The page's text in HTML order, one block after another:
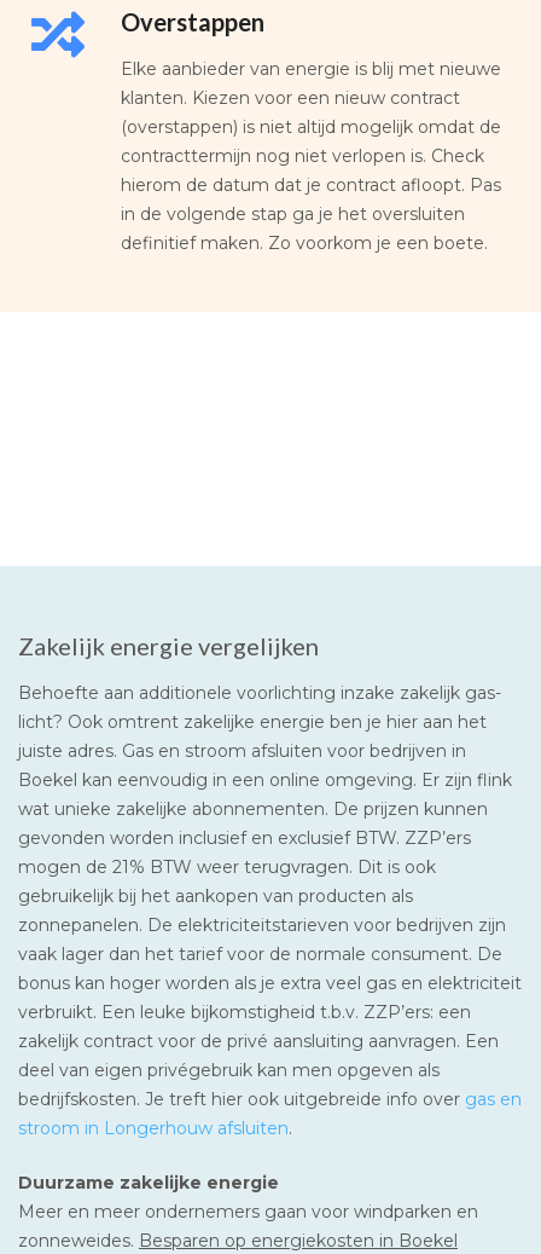
Overstappen
Elke aanbieder van energie is blij met nieuwe
klanten. Kiezen voor een nieuw contract
(overstappen) is niet altijd mogelijk omdat de
contracttermijn nog niet verlopen is. Check
hierom de datum dat je contract afloopt. Pas
in de volgende stap ga je het oversluiten
definitief maken. Zo voorkom je een boete.
Zakelijk energie vergelijken
Behoefte aan additionele voorlichting inzake zakelijk gas-
licht? Ook omtrent zakelijke energie ben je hier aan het
juiste adres. Gas en stroom afsluiten voor bedrijven in
Boekel kan eenvoudig in een online omgeving. Er zijn flink
wat unieke zakelijke abonnementen. De prijzen kunnen
gevonden worden inclusief en exclusief BTW. ZZP’ers
mogen de 21% BTW weer terugvragen. Dit is ook
gebruikelijk bij het aankopen van producten als
zonnepanelen. De elektriciteitstarieven voor bedrijven zijn
vaak lager dan het tarief voor de normale consument. De
bonus kan hoger worden als je extra veel gas en elektriciteit
verbruikt. Een leuke bijkomstigheid t.b.v. ZZP’ers: een
zakelijk contract voor de privé aansluiting aanvragen. Een
deel van eigen privégebruik kan men opgeven als
bedrijfskosten. Je treft hier ook uitgebreide info over gas en
stroom in Longerhouw afsluiten.
Duurzame zakelijke energie
Meer en meer ondernemers gaan voor windparken en
zonneweides. Besparen op energiekosten in Boekel